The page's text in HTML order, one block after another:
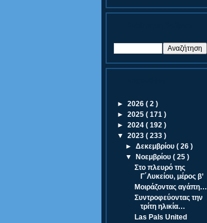
► 2026 ( 2 )
► 2025 ( 171 )
► 2024 ( 192 )
▼ 2023 ( 233 )
►Δεκεμβρίου( 26 )
▼
Νοεμβρίου( 25 )
Στο πλευρό της
Γ΄Λυκείου, μέρος β’
Μοιράζοντας αγάπη…
Συντροφεύοντας την
τρίτη ηλικία…
Las Pals United